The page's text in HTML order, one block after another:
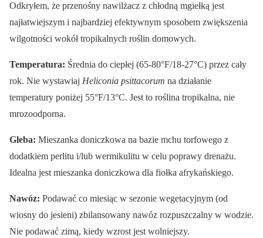
Odkryłem, że przenośny nawilżacz z chłodną mgiełką jest
najłatwiejszym i najbardziej efektywnym sposobem zwiększenia
wilgotności wokół tropikalnych roślin domowych.
Temperatura: Średnia do ciepłej (65-80°F/18-27°C) przez cały
rok. Nie wystawiaj Heliconia psittacorum na działanie
temperatury poniżej 55°F/13°C. Jest to roślina tropikalna, nie
mrozoodporna.
Gleba: Mieszanka doniczkowa na bazie mchu torfowego z
dodatkiem perlitu i/lub wermikulitu w celu poprawy drenażu.
Idealna jest mieszanka doniczkowa dla fiołka afrykańskiego.
Nawóz: Podawać co miesiąc w sezonie wegetacyjnym (od
wiosny do jesieni) zbilansowany nawóz rozpuszczalny w wodzie.
Nie podawać zimą, kiedy wzrost jest wolniejszy.